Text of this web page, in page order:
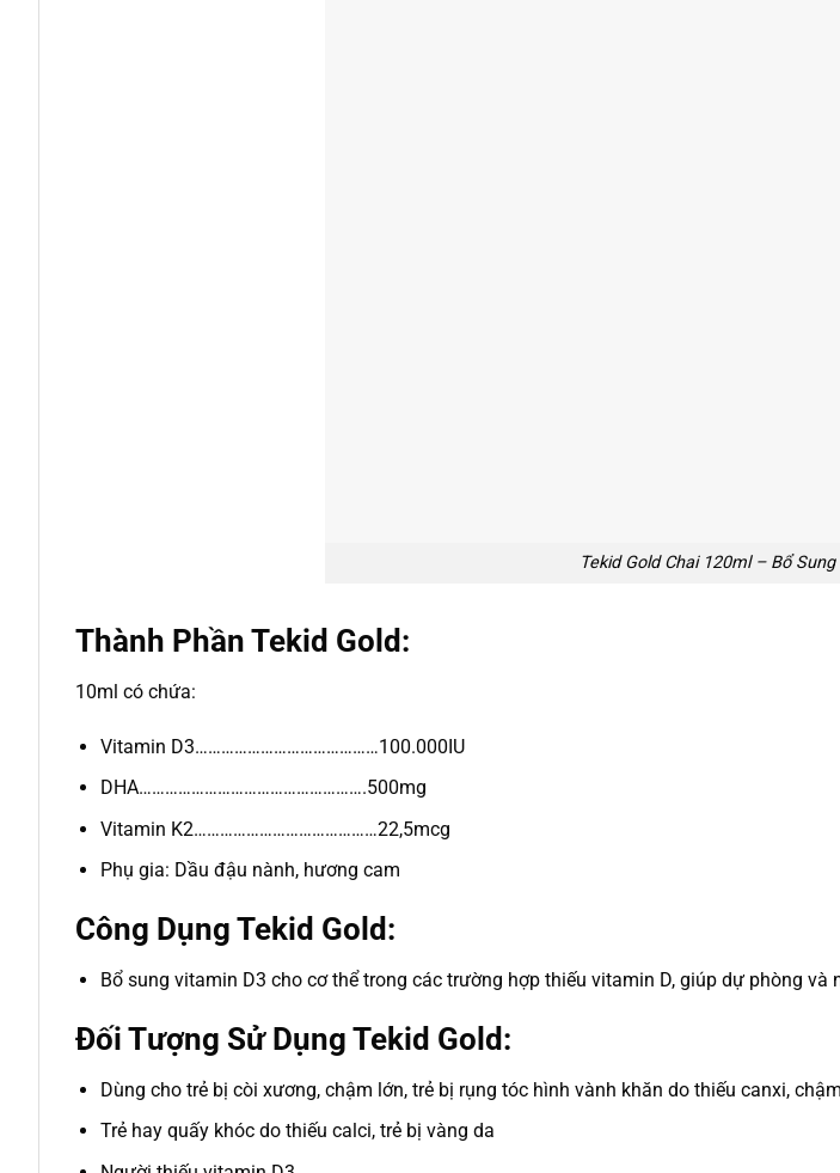
Tekid Gold Chai 120ml – Bổ
Thành Phần Tekid Gold:
10ml có chứa:
Vitamin D3……………………………………100.000IU
DHA…………………………………………….500mg
Vitamin K2……………………………………22,5mcg
Phụ gia: Dầu đậu nành, hương cam
Công Dụng Tekid Gold:
Bổ sung vitamin D3 cho cơ thể trong các trường hợp thiếu vitamin D, giúp dự phòng
Đối Tượng Sử Dụng Tekid Gold:
Dùng cho trẻ bị còi xương, chậm lớn, trẻ bị rụng tóc hình vành khăn do thiếu canxi,
Trẻ hay quấy khóc do thiếu calci, trẻ bị vàng da